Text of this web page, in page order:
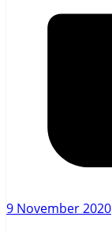
9 November 2020